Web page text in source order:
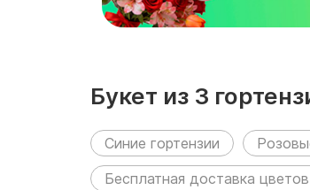
Букет из 3
Синие гортензии
Бесплатная доставка